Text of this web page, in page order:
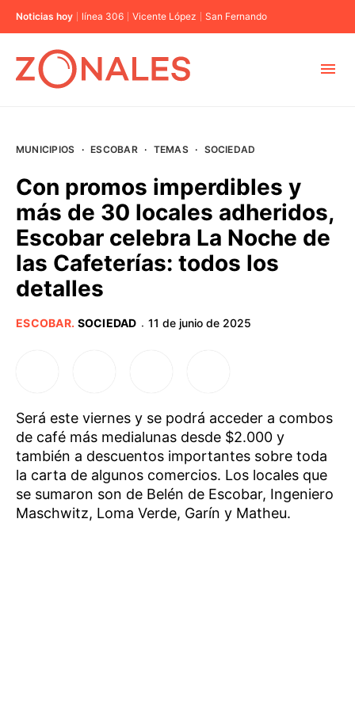
Noticias hoy línea 306 Vicente López San Fernando
BUENOS AIRES
PROVINCIAS
MUNICIPIOS · ESCOBAR · TEMAS · SOCIEDAD
Con promos imperdibles y
más de 30 locales adheridos,
Escobar celebra La Noche de
las Cafeterías: todos los
detalles
ESCOBAR. SOCIEDAD · 11 de junio de 2025
Será este viernes y se podrá acceder a combos
de café más medialunas desde $2.000 y
también a descuentos importantes sobre toda
la carta de algunos comercios. Los locales que
se sumaron son de Belén de Escobar, Ingeniero
Maschwitz, Loma Verde, Garín y Matheu.